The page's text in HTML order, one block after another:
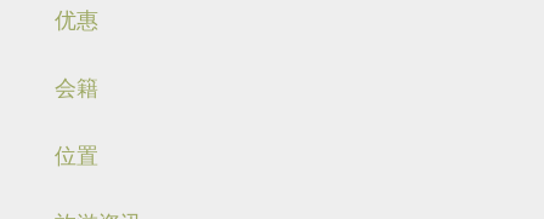
优惠
会籍
位置